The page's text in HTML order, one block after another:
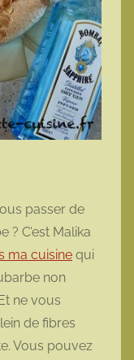
passer de
? C’est Malika
ma cuisine qui
non
ne vous
de fibres
Vous pouvez